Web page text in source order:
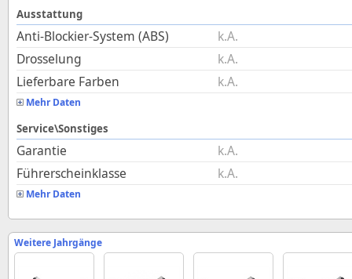
Ausstattung
Anti-Blockier-System (ABS)
k.A.
Drosselung
k.A.
Lieferbare Farben
k.A.
Mehr Daten
Service\Sonstiges
Garantie
k.A.
Führerscheinklasse
k.A.
Mehr Daten
Weitere Jahrgänge